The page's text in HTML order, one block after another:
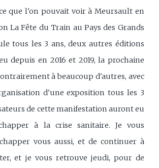
que l'on pouvait voir à Meursault en
La Fête du Train au Pays des Grands
tous les 3 ans, deux autres éditions
depuis en 2016 et 2019, la prochaine
à beaucoup d'autres, avec
d'une exposition tous les 3
de cette manifestation auront eu
à la crise sanitaire. Je vous
vous aussi, et de continuer à
et je vous retrouve jeudi, pour de